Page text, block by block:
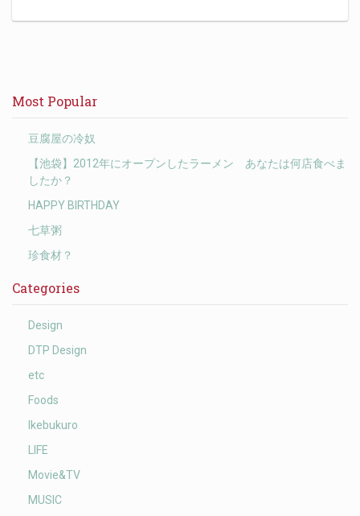
Most Popular
豆腐屋の冷奴
【池袋】2012年にオープンしたラーメン あなたは何店食べま
したか？
HAPPY BIRTHDAY
七草粥
珍食材？
Categories
Design
DTP Design
etc
Foods
Ikebukuro
LIFE
Movie&TV
MUSIC